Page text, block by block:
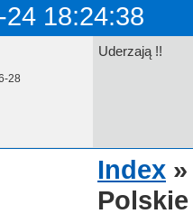
18:24:38
28
Uderzają !!
Index